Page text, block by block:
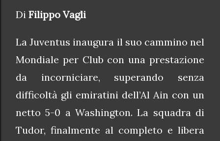
Di Filippo Vagli
La Juventus inaugura il suo cammino nel
Mondiale per Club con una prestazione
da incorniciare, superando senza
difficoltà gli emiratini dell’Al Ain con un
netto 5-0 a Washington. La squadra di
Tudor, finalmente al completo e libera